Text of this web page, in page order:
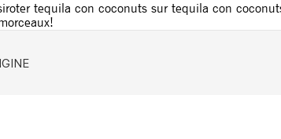
tequila con coconuts sur tequila con